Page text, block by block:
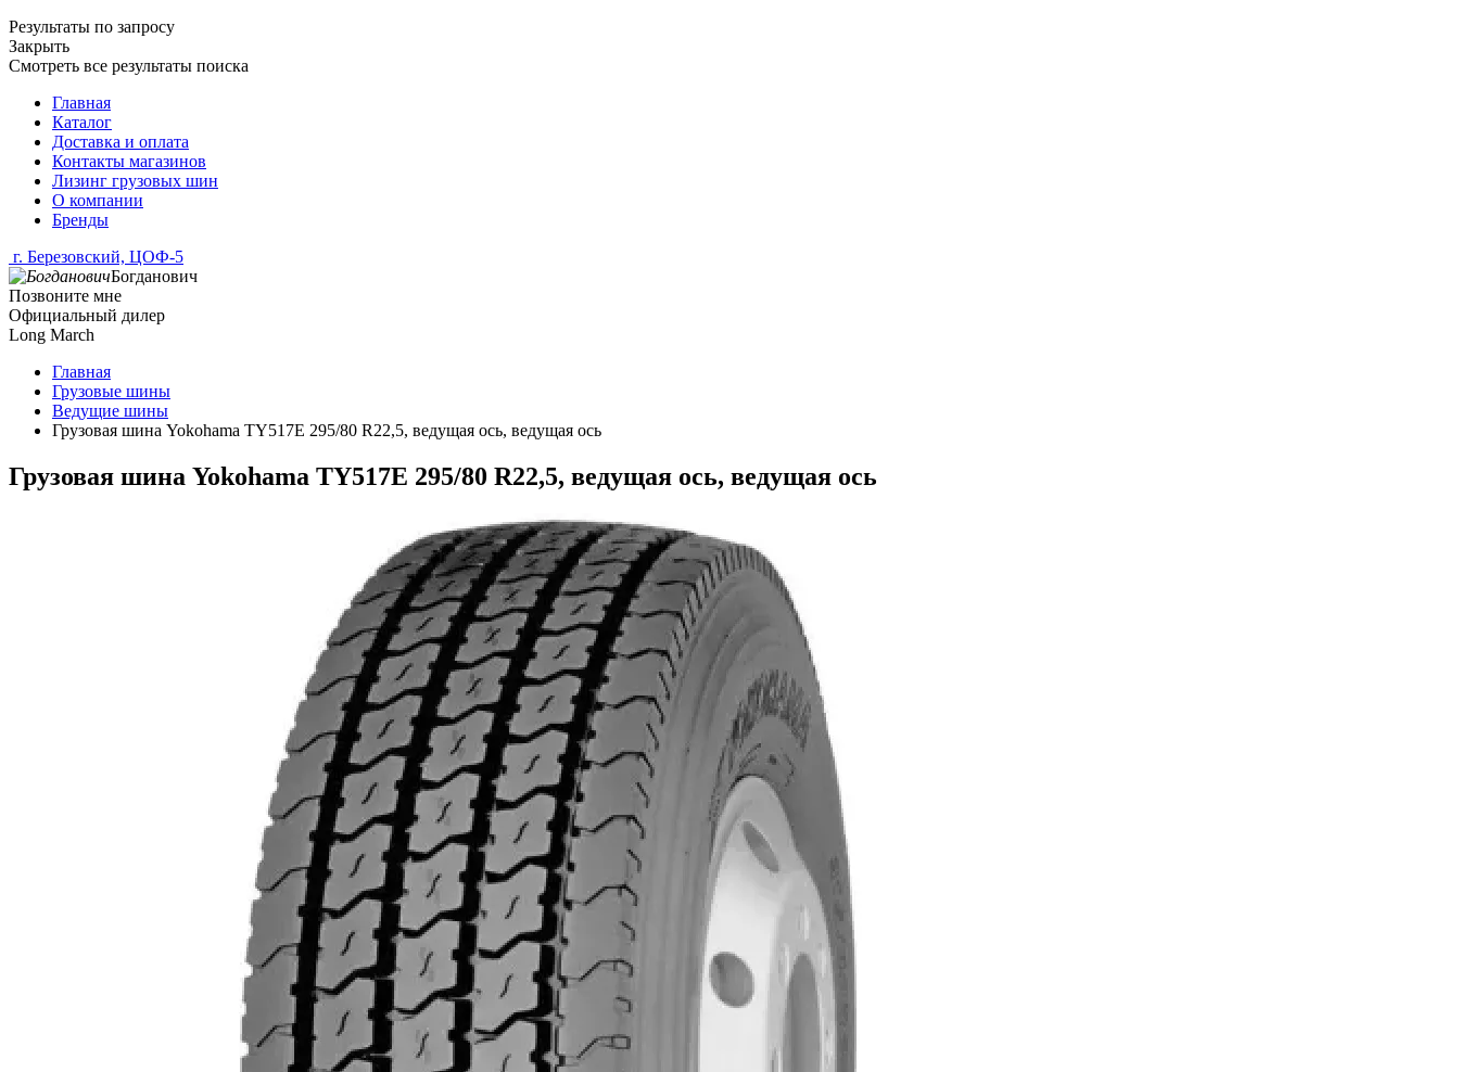
Результаты по запросу
Закрыть
Смотреть все результаты поиска
Главная
Каталог
Доставка и оплата
Контакты магазинов
Лизинг грузовых шин
О компании
Бренды
г. Березовский, ЦОФ-5
Богданович
Позвоните мне
Официальный дилер
Long March
Главная
Грузовые шины
Ведущие шины
Грузовая шина Yokohama TY517E 295/80 R22,5, ведущая ось, ведущая ось
Грузовая шина Yokohama TY517E 295/80 R22,5, ведущая ось, ведущая ось